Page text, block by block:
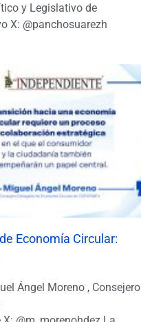
y Legislativo de
X: @panchosuarezh
Economía Circular:
Ángel Moreno , Consejero